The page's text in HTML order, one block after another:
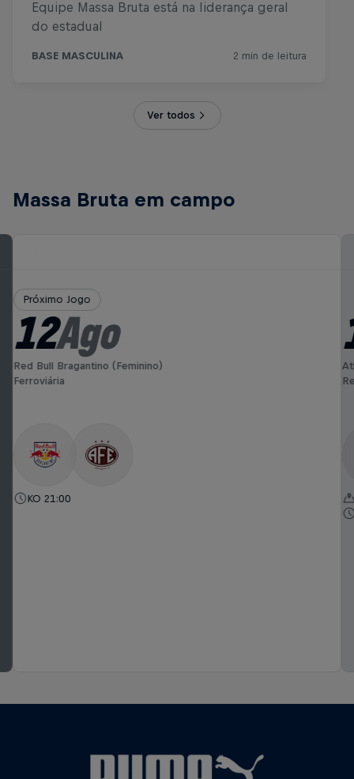
Ver todos
Massa Bruta em campo
Próximo Jogo
12Ago
Red Bull Bragantino (Feminino)
Ferroviária
KO 21:00